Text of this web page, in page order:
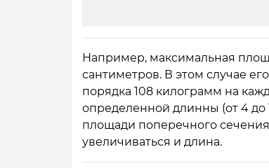
Например, максимальная
сантиметров. В этом случае
порядка 108 килограмм на
определенной длинны (от 4 до
площади поперечного
увеличиваться и длина.